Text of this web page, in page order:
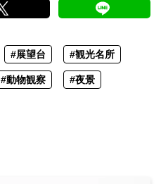
#展望台 #観光名所
#動物観察 #夜景